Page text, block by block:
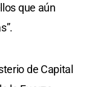
que aún
de Capital